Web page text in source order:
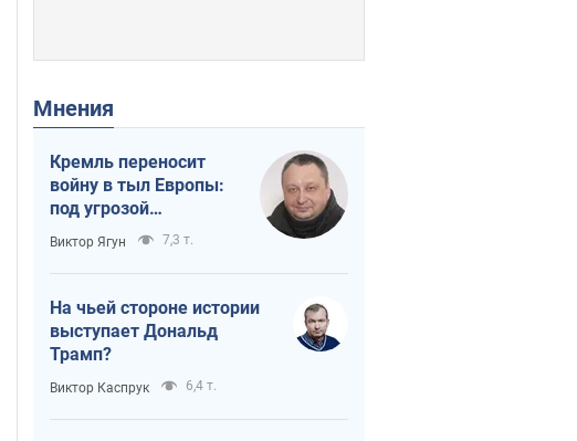
Мнения
Кремль переносит
войну в тыл Европы:
под угрозой
критическая
логистика
Виктор Ягун 7,3 т.
На чьей стороне истории
выступает Дональд
Трамп?
Виктор Каспрук 6,4 т.